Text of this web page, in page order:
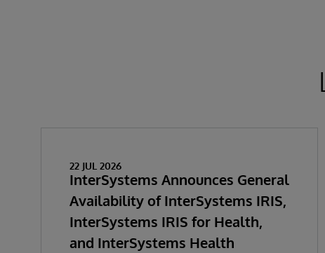
22 JUL 2026
InterSystems Announces General
Availability of InterSystems IRIS,
InterSystems IRIS for Health,
and InterSystems Health